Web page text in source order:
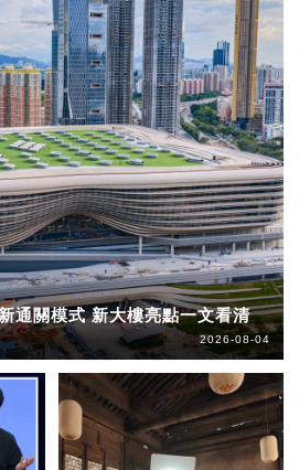
通關模式 新大樓亮點一文看清
2026-08-04